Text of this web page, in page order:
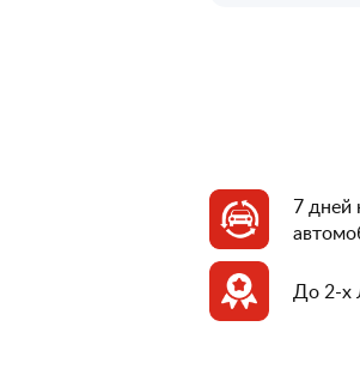
7 дней
До 2-х